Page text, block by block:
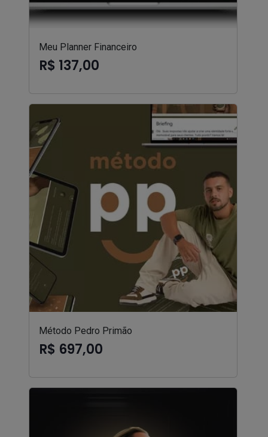
Meu Planner Financeiro
R$ 137,00
Método Pedro Primão
R$ 697,00